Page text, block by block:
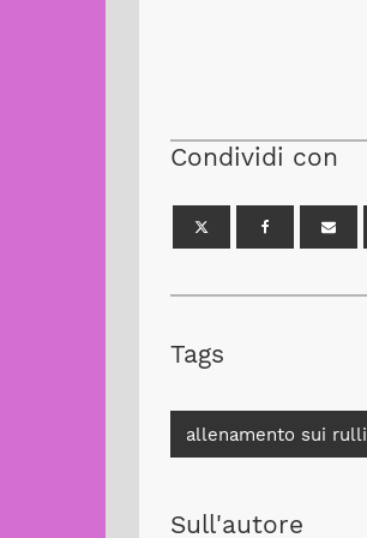
Condividi con
Tags
allenamento sui rulli
Sull'autore